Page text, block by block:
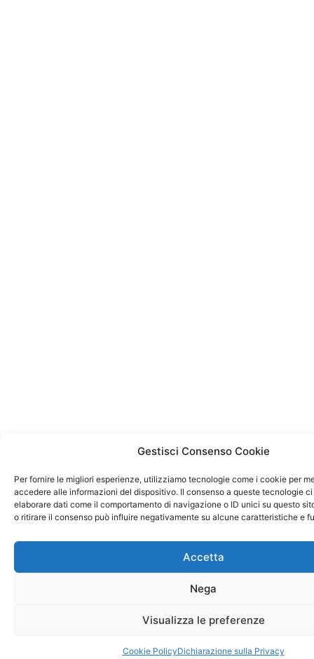
Gestisci Consenso Cookie
Per fornire le migliori esperienze, utilizziamo tecnologie come i cookie per
accedere alle informazioni del dispositivo. Il consenso a queste tecnologie
elaborare dati come il comportamento di navigazione o ID unici su questo
o ritirare il consenso può influire negativamente su alcune caratteristiche e
Accetta
Nega
Visualizza le preferenze
Cookie PolicyDichiarazione sulla Privacy